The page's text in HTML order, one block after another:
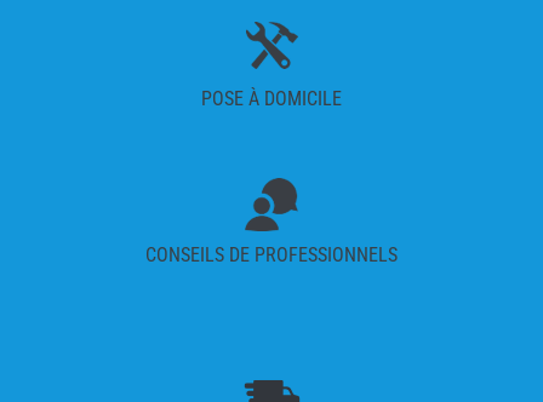
POSE À DOMICILE
CONSEILS DE PROFESSIONNELS